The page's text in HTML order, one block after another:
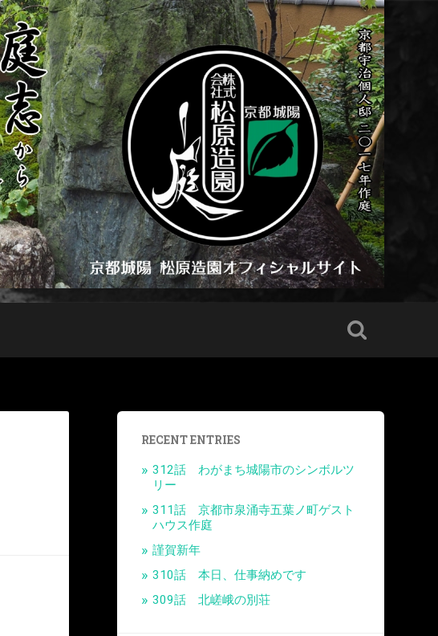
RECENT ENTRIES
312話 わがまち城陽市のシンボルツ
リー
311話 京都市泉涌寺五葉ノ町ゲスト
ハウス作庭
謹賀新年
310話 本日、仕事納めです
309話 北嵯峨の別荘